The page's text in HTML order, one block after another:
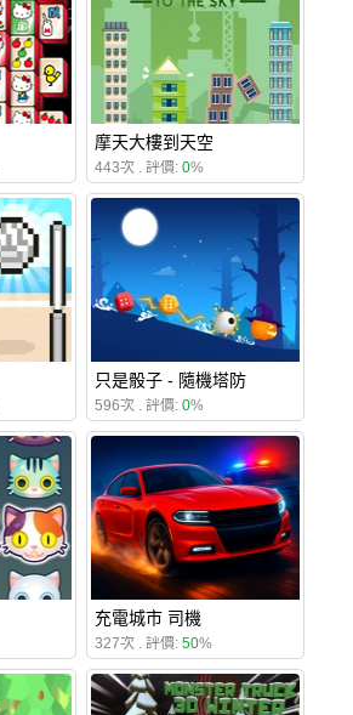
摩天大樓到天空
443次 . 評價: 0%
只是骰子 - 隨機塔防
596次 . 評價: 0%
充電城市 司機
327次 . 評價: 50%